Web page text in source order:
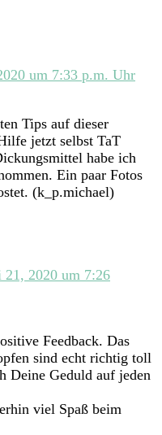
um 7:33 p.m. Uhr
Tips auf dieser
jetzt selbst TaT
habe ich
Ein paar Fotos
(k_p.michael)
21, 2020 um 7:26
Feedback. Das
sind echt richtig toll
Deine Geduld auf jeden
viel Spaß beim